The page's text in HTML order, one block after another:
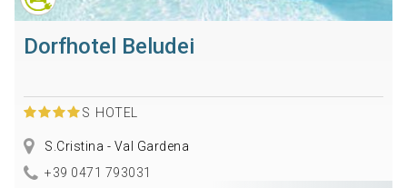
Dorfhotel Beludei
S HOTEL
S.Cristina - Val Gardena
+39 0471 793031